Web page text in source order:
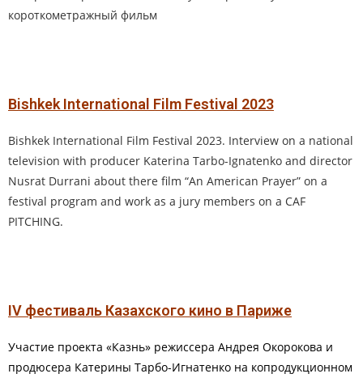
короткометражный фильм
Bishkek International Film Festival 2023
Bishkek International Film Festival 2023. Interview on a national
television with producer Katerina Tarbo-Ignatenko and director
Nusrat Durrani about there film “An American Prayer” on a
festival program and work as a jury members on a CAF
PITCHING.
IV фестиваль Казахского кино в Париже
Участие проекта «Казнь» режиссера Андрея Окорокова и
продюсера Катерины Тарбо-Игнатенко на копродукционном